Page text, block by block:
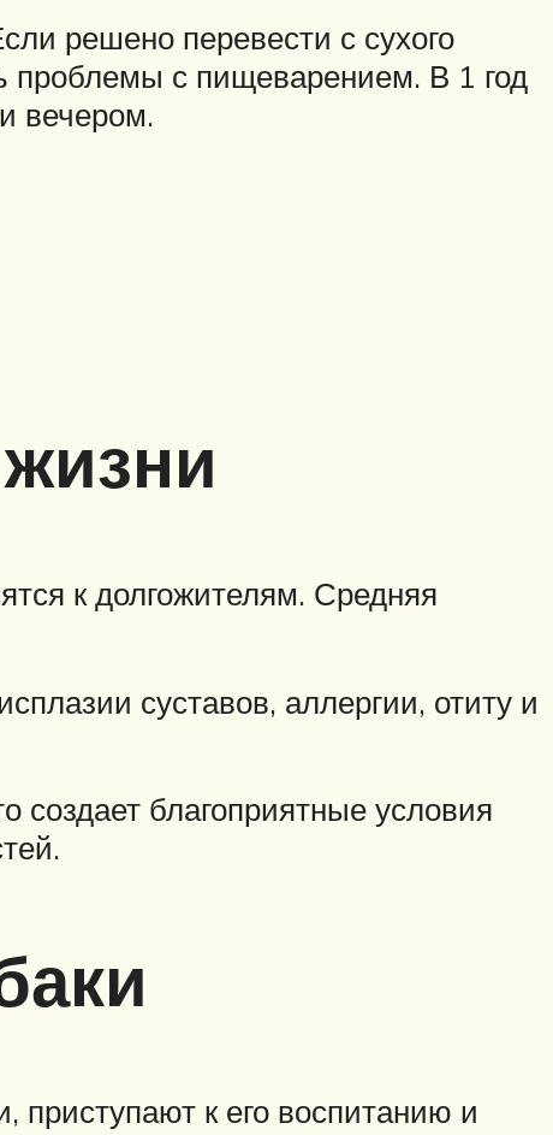
решено перевести с сухого
проблемы с пищеварением. В 1 год
вечером.
к долгожителям. Средняя
суставов, аллергии, отиту и
создает благоприятные условия
приступают к его воспитанию и